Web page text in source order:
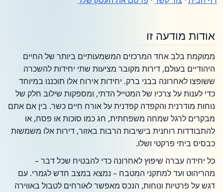
אודות מודעה זו
ממוקמת בלב אחד המרכזים המשמעותיים ביותר של החיים
היהודיים בעולם, דירות מקובר מציעות שתי יחידות להשכרה
ששופצו לאחרונה בבני ברק. יחידות אירוח אלו תוכננו במיוחד
כדי לענות על צרכיו של המטייל הדתי, ומספקות שילוב חלק של
נוחות מודרנית והקפדה קפדנית על אורח חיים כשר. בין אם אתם
מבקרים לרגל שמחה משפחתית, חג כמו סוכות או פסח, או
להתבודדות רוחנית בישיבות הרבות באזור, דירות אלו משמשות
כבסיס ביתי פרקטי ושלו.
כל יחידה עברה שיפוץ לאחרונה כדי להבטיח שכל דבר –
מהריהוט ועד למתקני המטבח – נמצא במצב חדש לגמרי. עם
דגש על פרטיות ונוחות, הנכס מאפשר לאורחים לטבול באווירה